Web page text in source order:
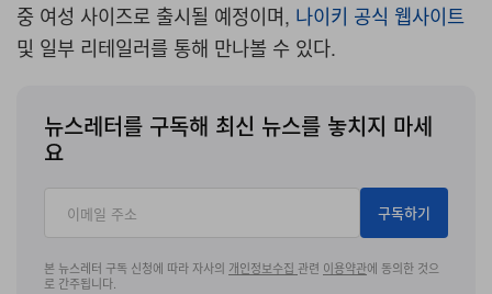
중 여성 사이즈로 출시될 예정이며, 나이키 공식 웹사이트
및 일부 리테일러를 통해 만나볼 수 있다.
뉴스레터를 구독해 최신 뉴스를 놓치지 마세
요
구독하기
본 뉴스레터 구독 신청에 따라 자사의 개인정보수집 관련 이용약관에 동의한 것으
로 간주됩니다.